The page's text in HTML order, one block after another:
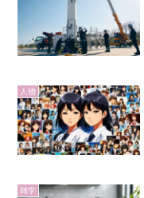
人物
雑学